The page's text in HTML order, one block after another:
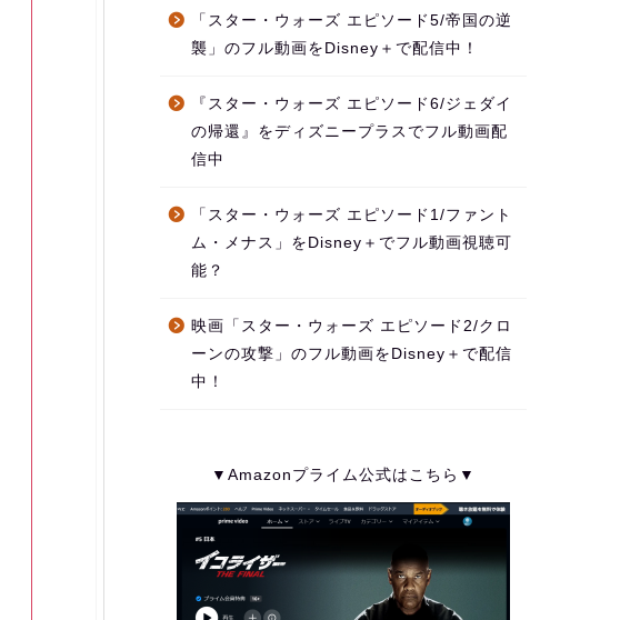
「スター・ウォーズ エピソード5/帝国の逆
襲」のフル動画をDisney＋で配信中！
『スター・ウォーズ エピソード6/ジェダイ
の帰還』をディズニープラスでフル動画配
信中
「スター・ウォーズ エピソード1/ファント
ム・メナス」をDisney＋でフル動画視聴可
能？
映画「スター・ウォーズ エピソード2/クロ
ーンの攻撃」のフル動画をDisney＋で配信
中！
▼Amazonプライム公式はこちら▼